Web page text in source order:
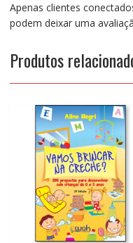
Apenas clientes
podem deixar uma
Produtos